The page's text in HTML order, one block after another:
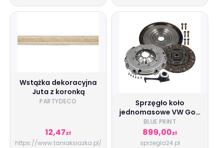
Wstążka dekoracyjna
Juta z koronką
PARTYDECO
12,47zł
https://www.taniaksiazka.pl/
Sprzęgło koło
jednomasowe VW Golf
IV 1.9 TDI 4X4 - BLUE
PRINT ADV183071
BLUE PRINT
899,00zł
sprzegla24.pl